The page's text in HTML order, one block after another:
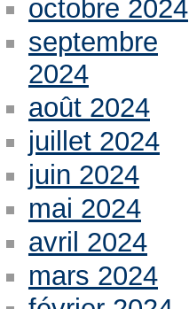
octobre 2024
septembre
2024
août 2024
juillet 2024
juin 2024
mai 2024
avril 2024
mars 2024